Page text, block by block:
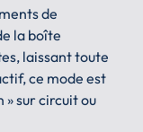
de
la boîte
laissant toute
ce mode est
» sur circuit ou